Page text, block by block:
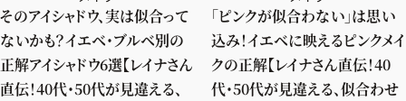
そのアイシャドウ、実は似合って
ないかも？イエベ・ブルベ別の
正解アイシャドウ6選【レイナさん
直伝！40代・50代が見違える、
「ピンクが似合わない」は思い
込み！イエベに映えるピンクメイ
クの正解【レイナさん直伝！40
代・50代が見違える、似合わせ